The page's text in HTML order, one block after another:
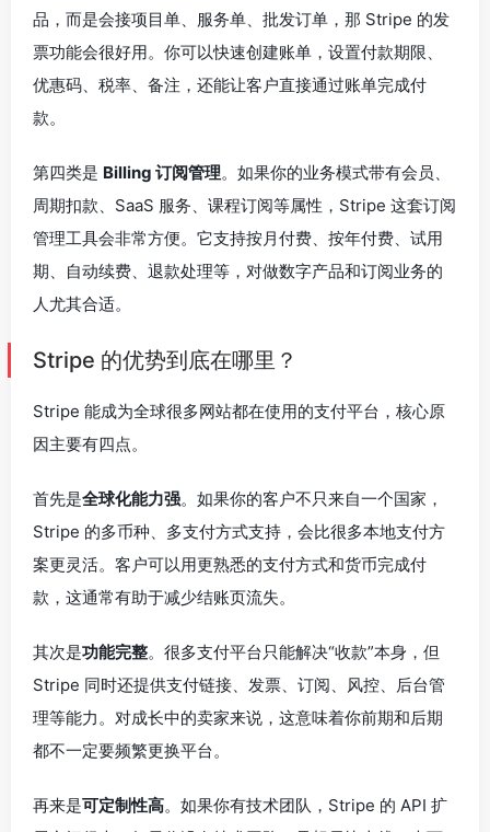
品，而是会接项目单、服务单、批发订单，那 Stripe 的发
票功能会很好用。你可以快速创建账单，设置付款期限、
优惠码、税率、备注，还能让客户直接通过账单完成付
款。
第四类是 Billing 订阅管理。如果你的业务模式带有会员、
周期扣款、SaaS 服务、课程订阅等属性，Stripe 这套订阅
管理工具会非常方便。它支持按月付费、按年付费、试用
期、自动续费、退款处理等，对做数字产品和订阅业务的
人尤其合适。
Stripe 的优势到底在哪里？
Stripe 能成为全球很多网站都在使用的支付平台，核心原
因主要有四点。
首先是全球化能力强。如果你的客户不只来自一个国家，
Stripe 的多币种、多支付方式支持，会比很多本地支付方
案更灵活。客户可以用更熟悉的支付方式和货币完成付
款，这通常有助于减少结账页流失。
其次是功能完整。很多支付平台只能解决“收款”本身，但
Stripe 同时还提供支付链接、发票、订阅、风控、后台管
理等能力。对成长中的卖家来说，这意味着你前期和后期
都不一定要频繁更换平台。
再来是可定制性高。如果你有技术团队，Stripe 的 API 扩